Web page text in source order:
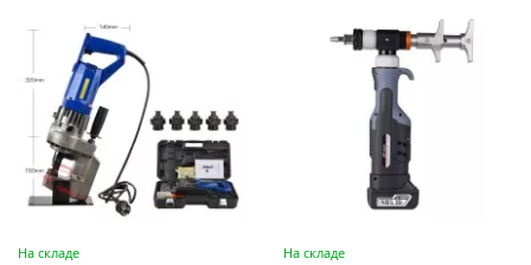
На складе На складе